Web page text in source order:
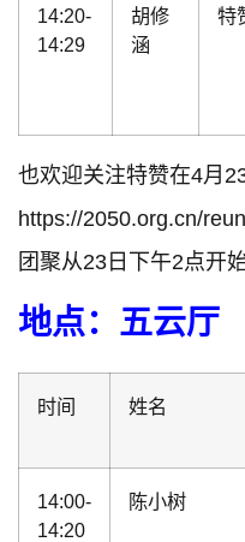
14:20-
14:29
胡修
涵
特
也欢迎关注特赞在4月
https://2050.org.cn/
团聚从23日下午2点开
地点：五云厅
时间 姓名
14:00-
14:20
陈小树